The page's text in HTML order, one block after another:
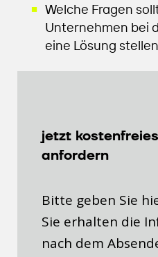
Welche Fragen
Unternehmen bei
eine Lösung
jetzt
anfordern
Bitte geben Sie
Sie erhalten die
nach dem